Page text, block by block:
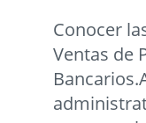
Conocer
Ventas de